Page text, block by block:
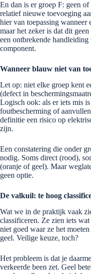
En dan is er groep F: geen
relatief nieuwe toevoeging
hier van toepassing wanneer
maar het zeker is dat dit
een ontbrekende
component.
Wanneer blauw niet van
Let op: niet elke groep kent
(defect in
Logisch ook: als er iets mis
foutbescherming of
definitie een risico op
zijn.
Een constatering die onder
nodig. Soms direct (rood),
(oranje of geel). Maar
geen optie.
De valkuil: te hoog
Wat we in de praktijk vaak
classificeren. Ze zien iets
niet goed waar ze het
geel. Veilige keuze, toch?
Het probleem is dat je
verkeerde been zet. Geel